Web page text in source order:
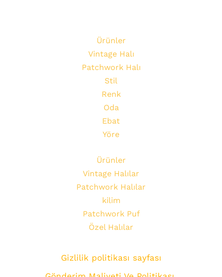
Ürünler
Vintage Halı
Patchwork Halı
Stil
Renk
Oda
Ebat
Yöre
Ürünler
Vintage Halılar
Patchwork Halılar
kilim
Patchwork Puf
Özel Halılar
Gizlilik politikası sayfası